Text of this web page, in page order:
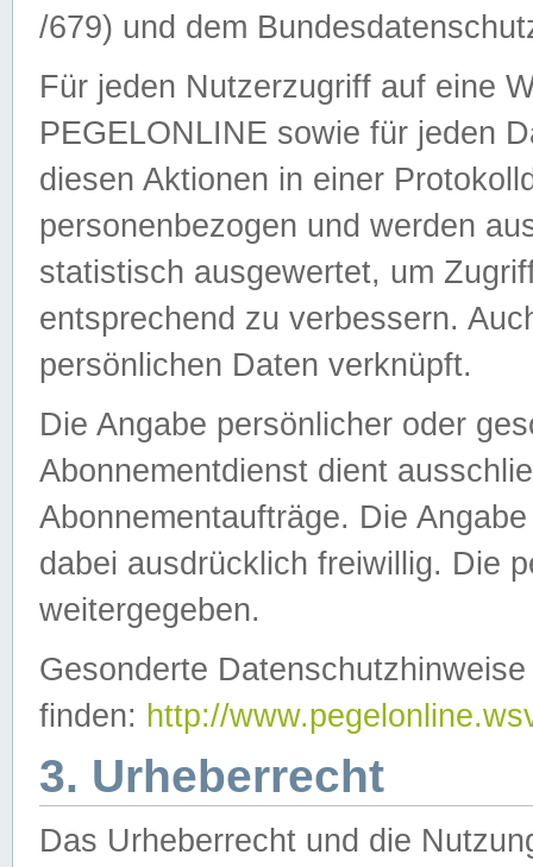
/679) und dem
Für jeden Nutzerzugriff auf eine
PEGELONLINE sowie für jeden
diesen Aktionen in einer
personenbezogen und werden
statistisch ausgewertet, um
entsprechend zu verbessern.
persönlichen Daten verknüpft.
Die Angabe persönlicher oder
Abonnementdienst dient
Abonnementaufträge. Die
dabei ausdrücklich freiwillig. Die
weitergegeben.
Gesonderte
finden: http://
3. Urheberrecht
Das Urheberrecht und die